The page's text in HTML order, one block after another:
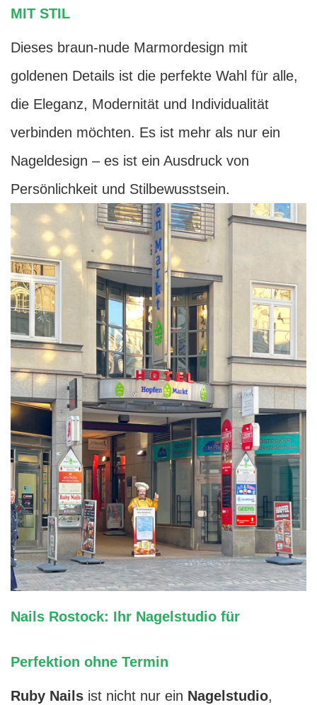
MIT STIL
Dieses braun-nude Marmordesign mit
goldenen Details ist die perfekte Wahl für alle,
die Eleganz, Modernität und Individualität
verbinden möchten. Es ist mehr als nur ein
Nageldesign – es ist ein Ausdruck von
Persönlichkeit und Stilbewusstsein.
Nails Rostock: Ihr Nagelstudio für
Perfektion ohne Termin
Ruby Nails ist nicht nur ein Nagelstudio,